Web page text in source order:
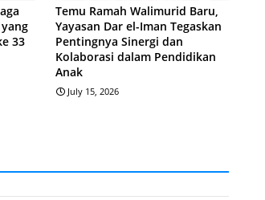
33
Temu Ramah Walimurid Baru,
Yayasan Dar el-Iman Tegaskan
Pentingnya Sinergi dan
Kolaborasi dalam Pendidikan
Anak
July 15, 2026